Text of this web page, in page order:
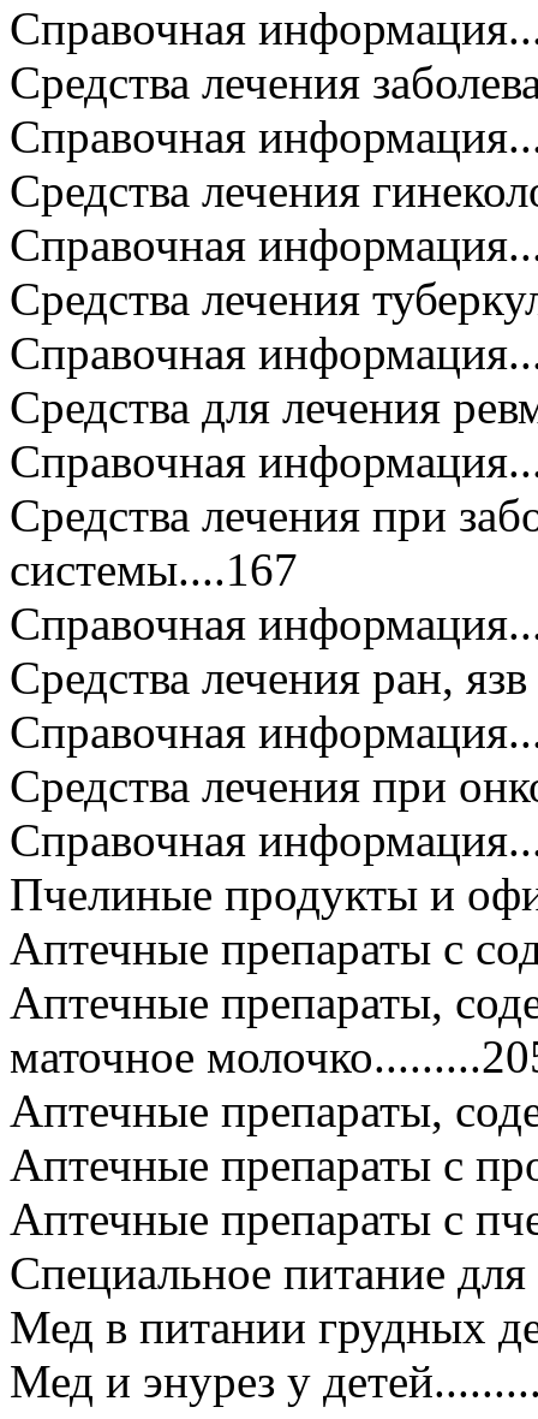
Справочная
Средства лечения
Справочная
Средства лечения
Справочная
Средства лечения
Справочная
Средства для лечения
Справочная
Средства лечения при
системы....167
Справочная
Средства лечения ран,
Справочная
Средства лечения при
Справочная
Пчелиные продукты и
Аптечные препараты с
Аптечные препараты,
маточное
Аптечные препараты,
Аптечные препараты с
Аптечные препараты с
Специальное питание
Мед в питании грудных
Мед и энурез у